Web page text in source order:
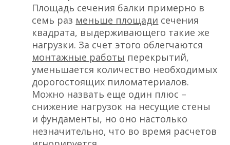
Площадь сечения балки примерно в
семь раз меньше площади сечения
квадрата, выдерживающего такие же
нагрузки. За счет этого облегчаются
монтажные работы перекрытий,
уменьшается количество необходимых
дорогостоящих пиломатериалов.
Можно назвать еще один плюс –
снижение нагрузок на несущие стены
и фундаменты, но оно настолько
незначительно, что во время расчетов